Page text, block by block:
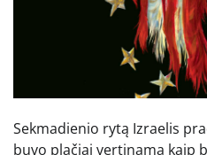
Sekmadienio rytą Izraelis
buvo plačiai vertinama kaip